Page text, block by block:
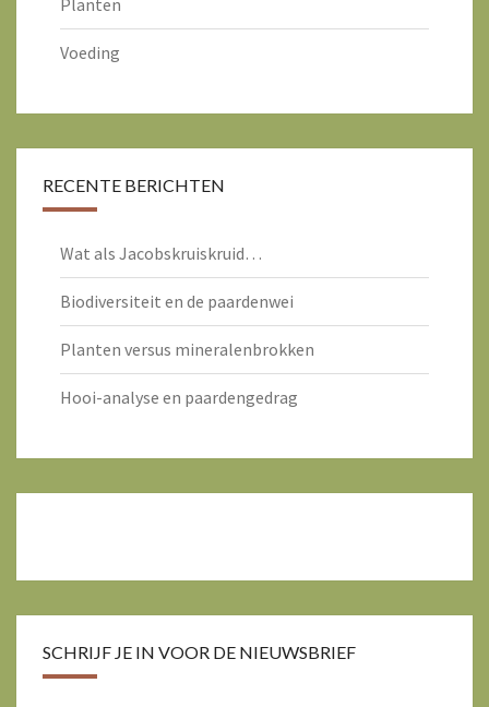
Planten
Voeding
RECENTE BERICHTEN
Wat als Jacobskruiskruid…
Biodiversiteit en de paardenwei
Planten versus mineralenbrokken
Hooi-analyse en paardengedrag
SCHRIJF JE IN VOOR DE NIEUWSBRIEF